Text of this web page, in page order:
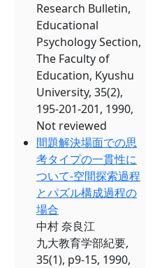
Research Bulletin,
Educational
Psychology Section,
The Faculty of
Education, Kyushu
University, 35(2),
195-201-201, 1990,
Not reviewed
間題解決場面での思
考タイプの一貫性に
ついて-空間探索過程
とパズル構成過程の
場合
中村 奈良江
九大教育学部紀要,
35(1), p9-15, 1990,